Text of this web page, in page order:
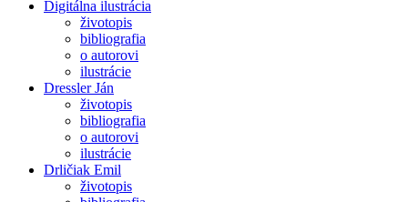
Digitálna ilustrácia
životopis
bibliografia
o autorovi
ilustrácie
Dressler Ján
životopis
bibliografia
o autorovi
ilustrácie
Drličiak Emil
životopis